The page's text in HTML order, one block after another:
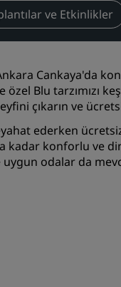
ve Etkinlikler
Cankaya'da
Blu tarzımızı
çıkarın ve
ederken
kadar konforlu ve
odalar da